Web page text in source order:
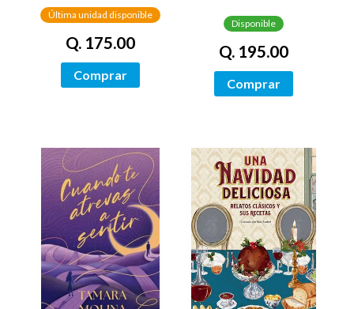
PINTADOS)
Última unidad disponible
Q. 175.00
Comprar
TINTADOS)
Disponible
Q. 195.00
Comprar